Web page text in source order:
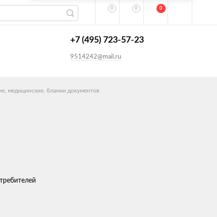
0 0 0
+7 (495) 723-57-23
9514242@mail.ru
медицинские, бланки документов